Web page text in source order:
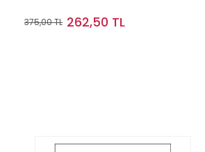
375,00 TL 262,50 TL